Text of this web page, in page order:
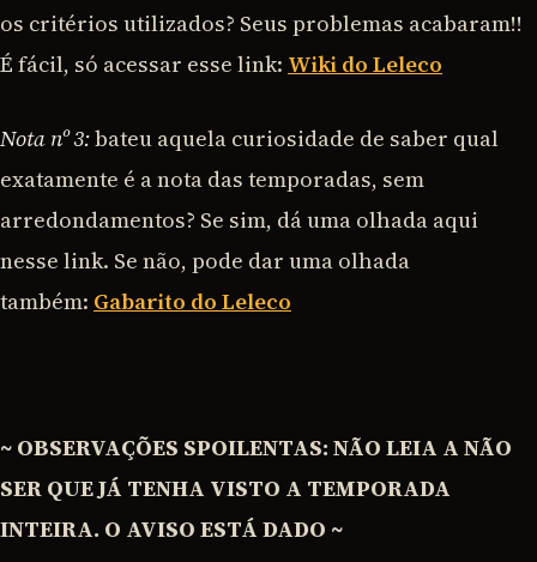
os critérios utilizados? Seus problemas acabaram!!
É fácil, só acessar esse link: Wiki do Leleco
Nota nº 3:bateu aquela curiosidade de saber qual
exatamente é a nota das temporadas, sem
arredondamentos? Se sim, dá uma olhada aqui
nesse link. Se não, pode dar uma olhada
também: Gabarito do Leleco
~ OBSERVAÇÕES SPOILENTAS: NÃO LEIA A NÃO
SER QUE JÁ TENHA VISTO A TEMPORADA
INTEIRA. O AVISO ESTÁ DADO ~